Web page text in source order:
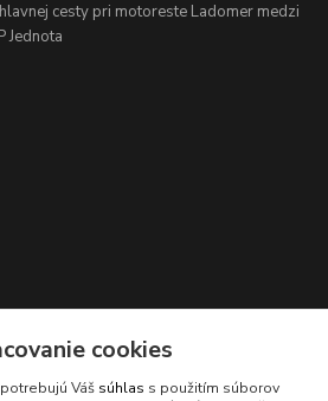
cesty pri motoreste Ladomer medzi
Jednota
cookies
Váš súhlas s použitím súborov